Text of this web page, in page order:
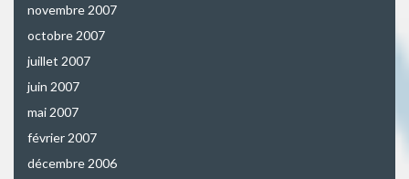
novembre 2007
octobre 2007
juillet 2007
juin 2007
mai 2007
février 2007
décembre 2006